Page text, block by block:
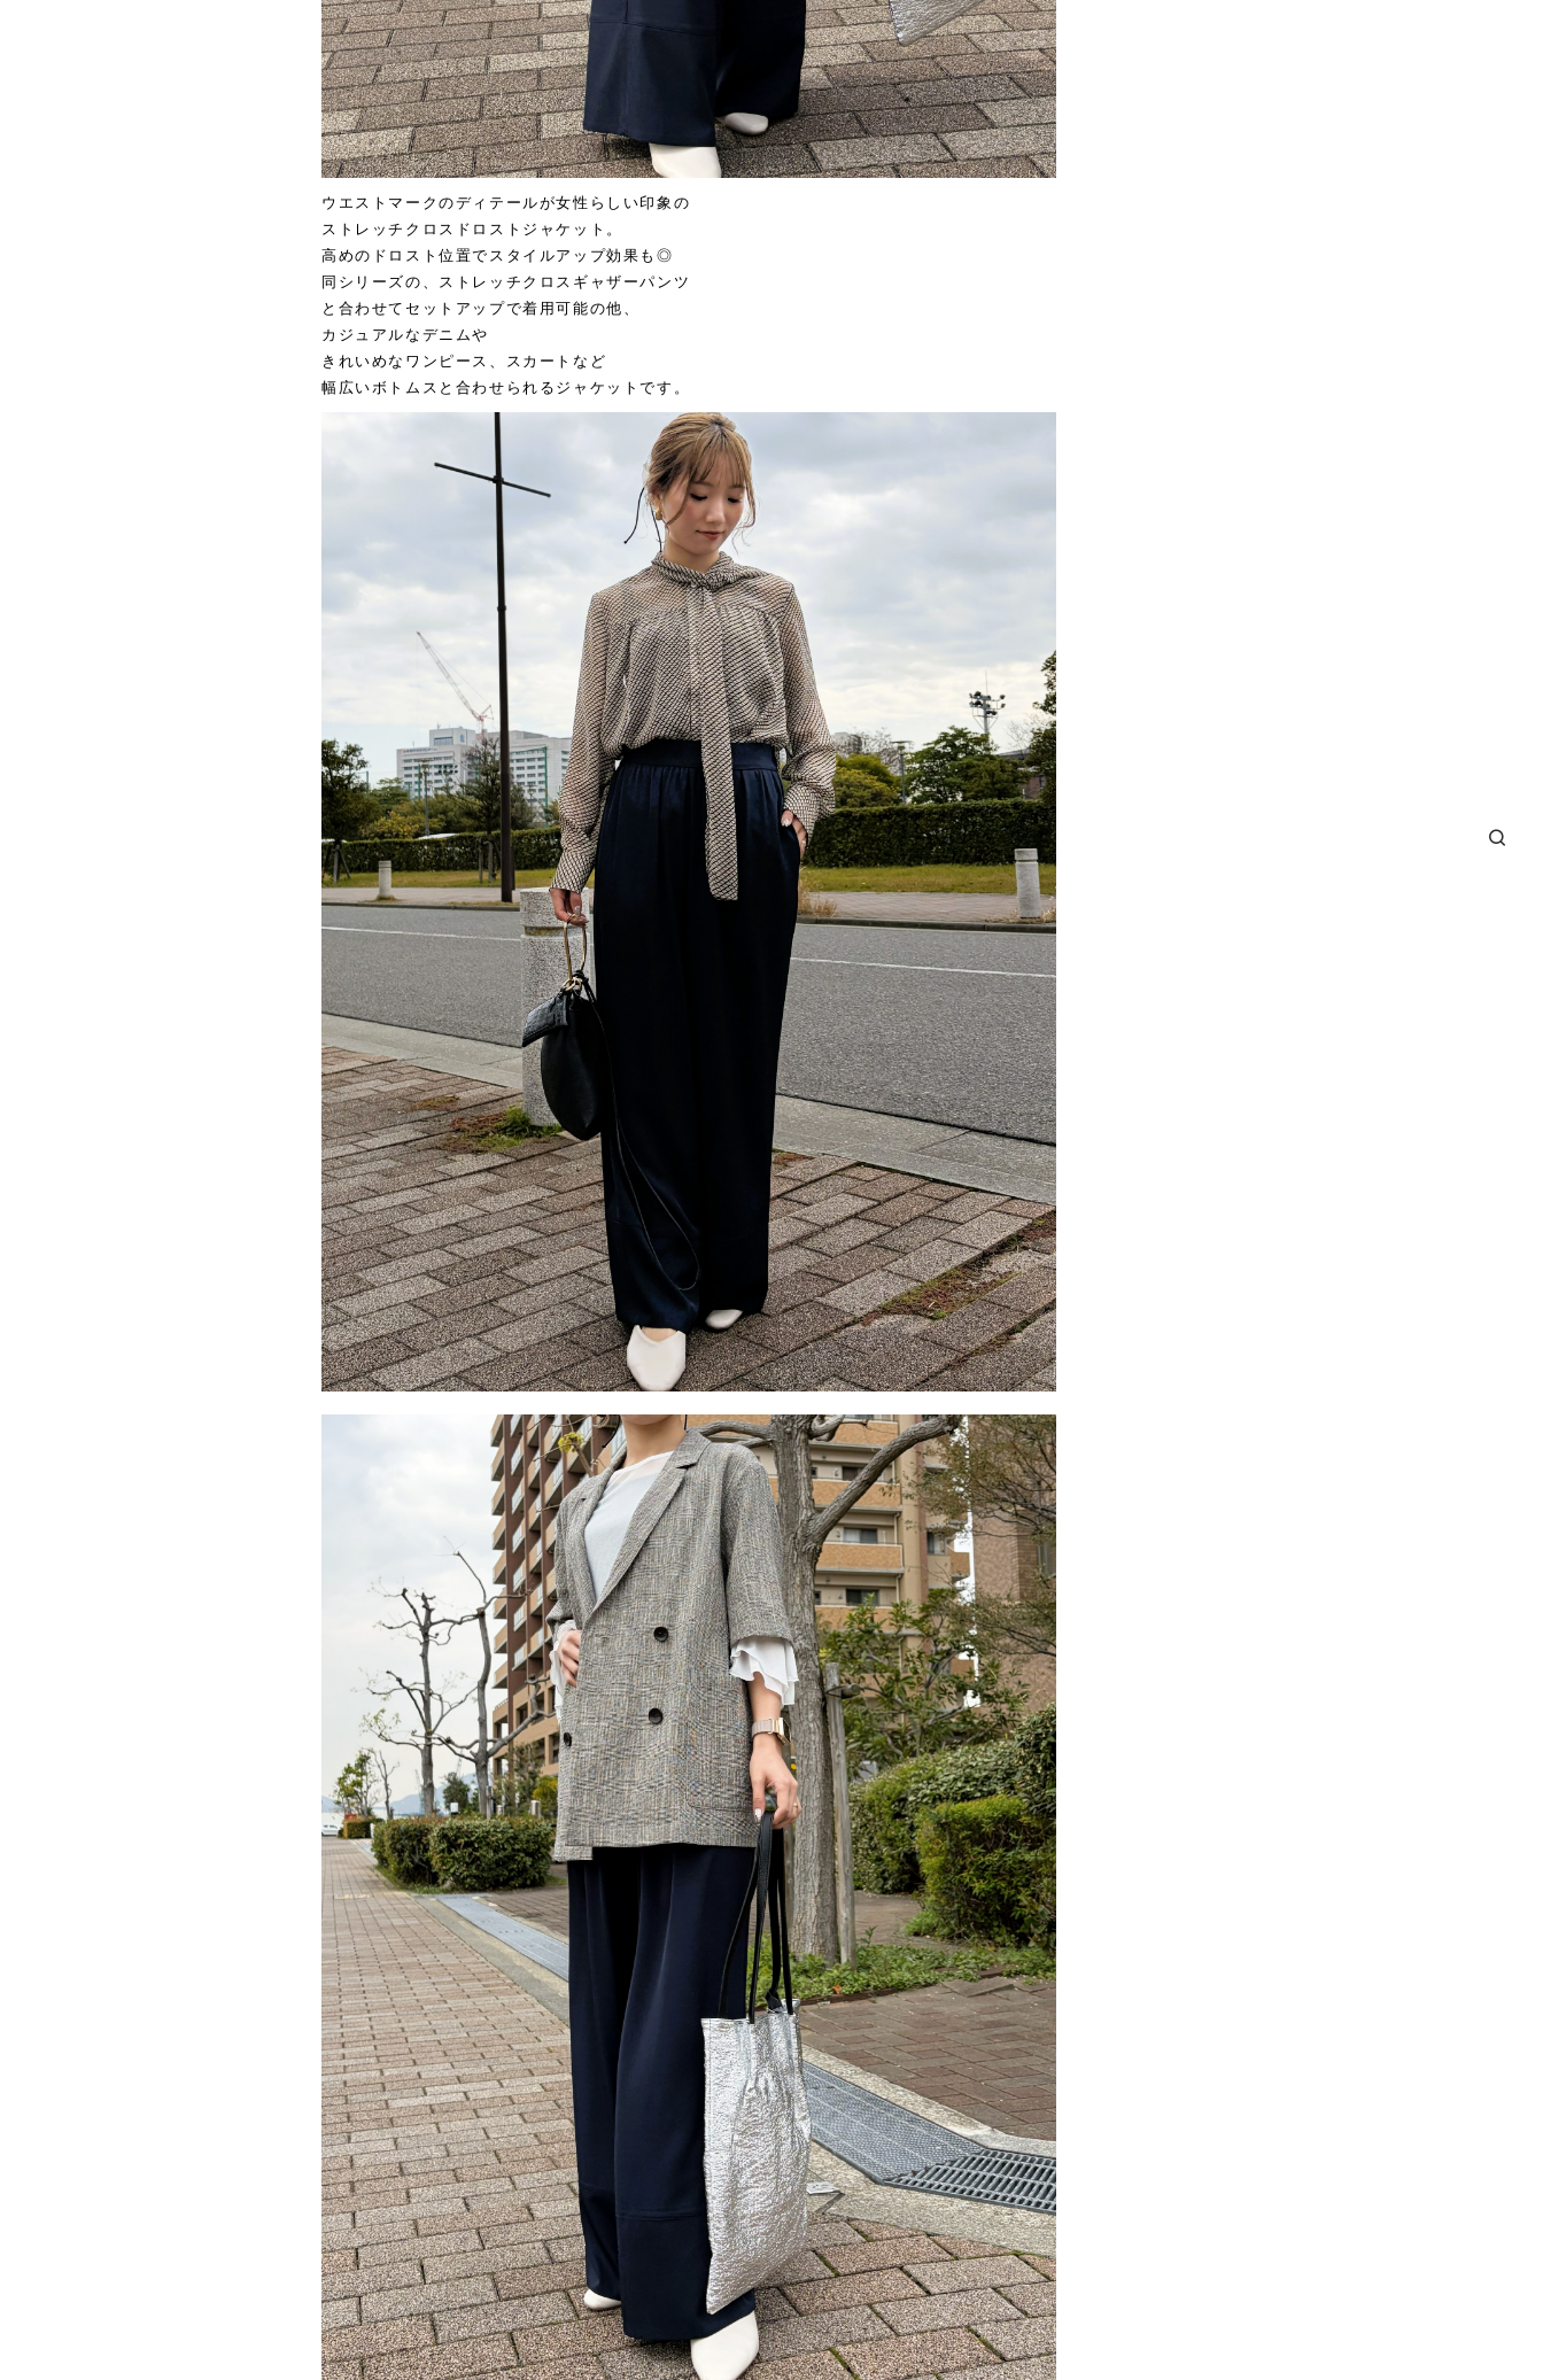
ウエストマークのディテールが女性らしい印象の
ストレッチクロスドロストジャケット。
高めのドロスト位置でスタイルアップ効果も◎
同シリーズの、ストレッチクロスギャザーパンツ
と合わせてセットアップで着用可能の他、
カジュアルなデニムや
きれいめなワンピース、スカートなど
幅広いボトムスと合わせられるジャケットです。